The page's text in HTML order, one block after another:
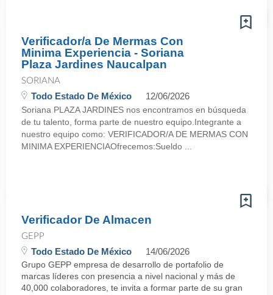
Verificador/a De Mermas Con
Minima Experiencia - Soriana
Plaza Jardines Naucalpan
SORIANA
Todo Estado De México 12/06/2026
Soriana PLAZA JARDINES nos encontramos en búsqueda
de tu talento, forma parte de nuestro equipo.Integrante a
nuestro equipo como: VERIFICADOR/A DE MERMAS CON
MINIMA EXPERIENCIAOfrecemos:Sueldo ...
Verificador De Almacen
GEPP
Todo Estado De México 14/06/2026
Grupo GEPP empresa de desarrollo de portafolio de
marcas líderes con presencia a nivel nacional y más de
40,000 colaboradores, te invita a formar parte de su gran